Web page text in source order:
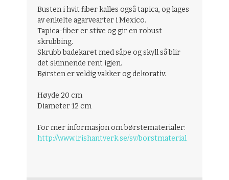
Busten i hvit fiber kalles også tapica, og lages
av enkelte agarvearter i Mexico.
Tapica-fiber er stive og gir en robust
skrubbing.
Skrubb badekaret med såpe og skyll så blir
det skinnende rent igjen.
Børsten er veldig vakker og dekorativ.
Høyde 20 cm
Diameter 12 cm
For mer informasjon om børstematerialer:
http://www.irishantverk.se/sv/borstmaterial